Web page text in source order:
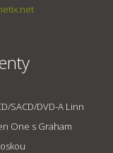
SACD/DVD-A Linn
One s Graham